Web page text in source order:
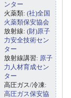
ンター
火薬類: (社)全国
火薬類保安協会
放射線: (財)原子
力安全技術セン
ター
放射線講習: 原子
力人材育成セン
ター
高圧ガス/冷凍:
高圧ガス保安協